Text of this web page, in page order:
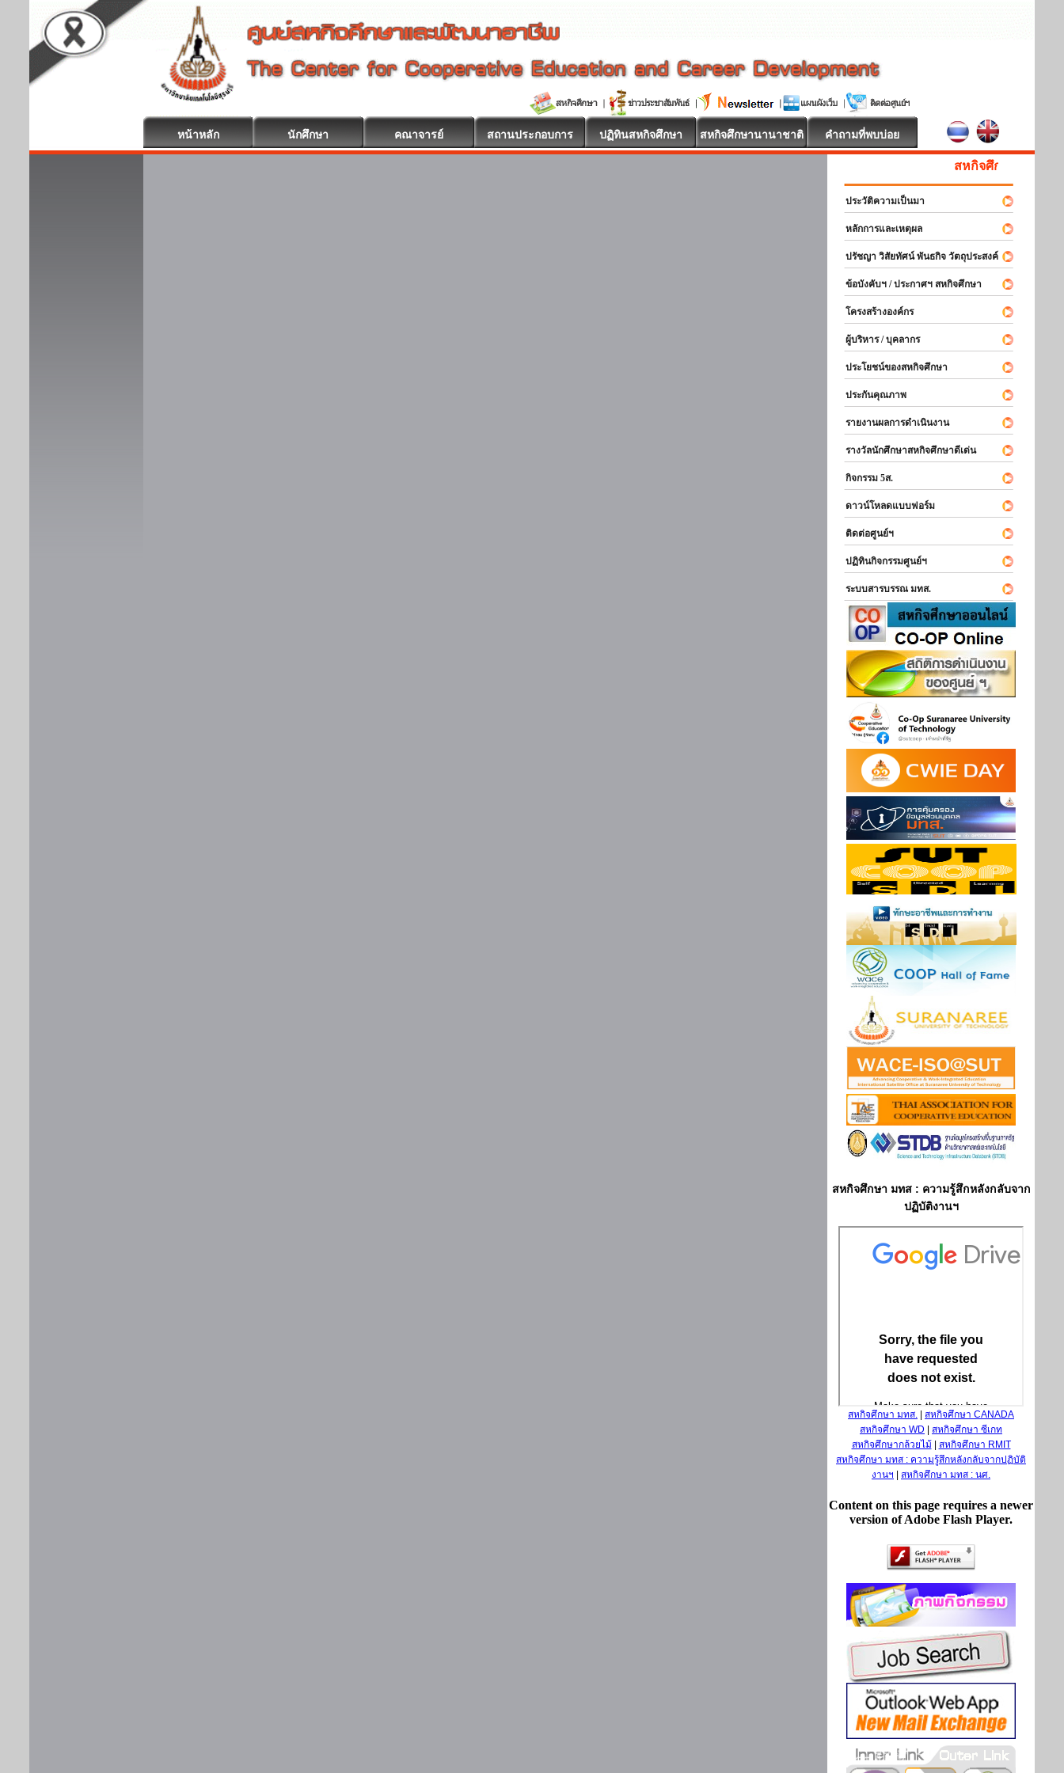
หน้าหลัก นักศึกษา คณาจารย์ สถานประกอบการ ปฏิทินสหกิจศึกษา สหกิจศึกษานานาชาติ คำถามที่พบบ่อย
สหกิจศึกษา ยินดีต้อนรับ
ประวัติความเป็นมา
หลักการและเหตุผล
ปรัชญา วิสัยทัศน์ พันธกิจ วัตถุประสงค์
ข้อบังคับฯ / ประกาศฯ สหกิจศึกษา
โครงสร้างองค์กร
ผู้บริหาร / บุคลากร
ประโยชน์ของสหกิจศึกษา
ประกันคุณภาพ
รายงานผลการดำเนินงาน
รางวัลนักศึกษาสหกิจศึกษาดีเด่น
กิจกรรม 5ส.
ดาวน์โหลดแบบฟอร์ม
ติดต่อศูนย์ฯ
ปฏิทินกิจกรรมศูนย์ฯ
ระบบสารบรรณ มทส.
สหกิจศึกษา มทส : ความรู้สึกหลังกลับจาก
ปฏิบัติงานฯ
สหกิจศึกษา มทส.
สหกิจศึกษา CANADA
สหกิจศึกษา WD
สหกิจศึกษา ซีเกท
สหกิจศึกษากล้วยไม้
สหกิจศึกษา RMIT
สหกิจศึกษา มทส : ความรู้สึกหลังกลับจากปฏิบัติ
งานฯ
สหกิจศึกษา มทส : นศ.
Content on this page requires a newer
version of Adobe Flash Player.